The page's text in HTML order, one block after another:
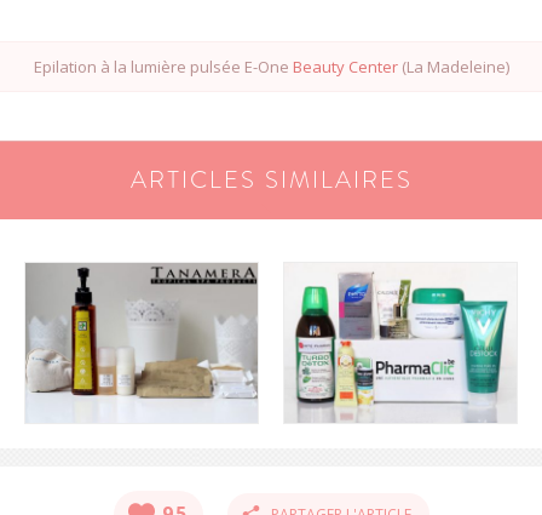
Epilation à la lumière pulsée E-One Beauty Center(La Madeleine)
ARTICLES SIMILAIRES